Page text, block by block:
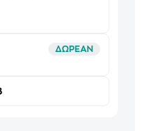
ΔΩΡΕΑΝ